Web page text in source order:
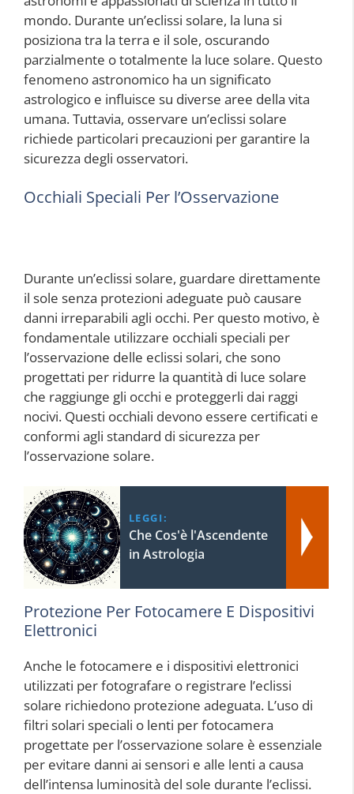
mondo. Durante un’eclissi solare, la luna si
posiziona tra la terra e il sole, oscurando
parzialmente o totalmente la luce solare. Questo
fenomeno astronomico ha un significato
astrologico e influisce su diverse aree della vita
umana. Tuttavia, osservare un’eclissi solare
richiede particolari precauzioni per garantire la
sicurezza degli osservatori.
Occhiali Speciali Per l’Osservazione
Durante un’eclissi solare, guardare direttamente
il sole senza protezioni adeguate può causare
danni irreparabili agli occhi. Per questo motivo, è
fondamentale utilizzare occhiali speciali per
l’osservazione delle eclissi solari, che sono
progettati per ridurre la quantità di luce solare
che raggiunge gli occhi e proteggerli dai raggi
nocivi. Questi occhiali devono essere certificati e
conformi agli standard di sicurezza per
l’osservazione solare.
LEGGI:
Che Cos'è l'Ascendente
in Astrologia
Protezione Per Fotocamere E Dispositivi
Elettronici
Anche le fotocamere e i dispositivi elettronici
utilizzati per fotografare o registrare l’eclissi
solare richiedono protezione adeguata. L’uso di
filtri solari speciali o lenti per fotocamera
progettate per l’osservazione solare è essenziale
per evitare danni ai sensori e alle lenti a causa
dell’intensa luminosità del sole durante l’eclissi.